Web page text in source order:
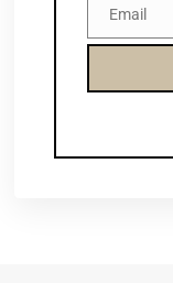
EmailEmail